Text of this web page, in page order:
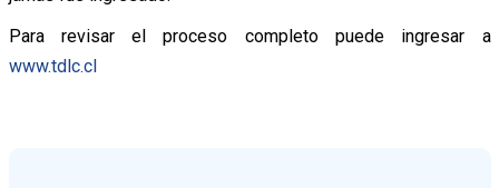
Para revisar el proceso completo puede ingresar a
www.tdlc.cl